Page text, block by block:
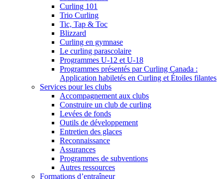
Curling 101
Trio Curling
Tic, Tap & Toc
Blizzard
Curling en gymnase
Le curling parascolaire
Programmes U-12 et U-18
Programmes présentés par Curling Canada :
Application habiletés en Curling et Étoiles filantes
Services pour les clubs
Accompagnement aux clubs
Construire un club de curling
Levées de fonds
Outils de développement
Entretien des glaces
Reconnaissance
Assurances
Programmes de subventions
Autres ressources
Formations d’entraîneur